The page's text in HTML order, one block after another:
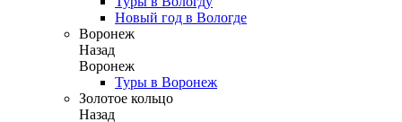
Новый год в Вологде
Воронеж
Назад
Воронеж
Туры в Воронеж
Золотое кольцо
Назад